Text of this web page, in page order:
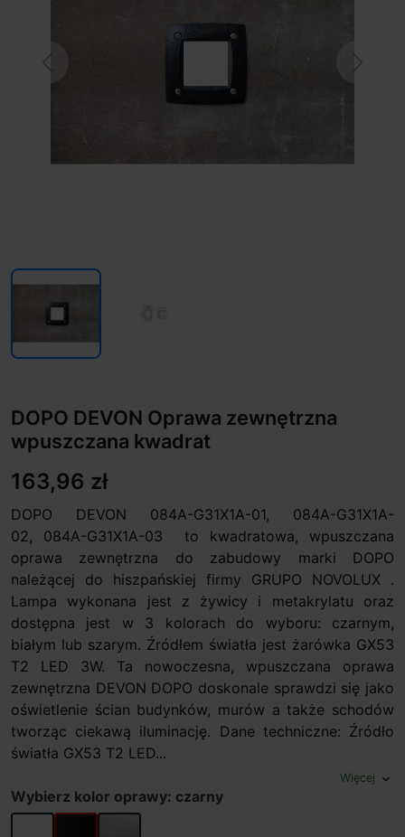
Previous
DOPO DEVON Oprawa zewnętrzna
wpuszczana kwadrat
163,96 zł
DOPO DEVON 084A-G31X1A-01, 084A-G31X1A-
02, 084A-G31X1A-03 to kwadratowa, wpuszczana
oprawa zewnętrzna do zabudowy marki DOPO
należącej do hiszpańskiej firmy GRUPO NOVOLUX .
Lampa wykonana jest z żywicy i metakrylatu oraz
dostępna jest w 3 kolorach do wyboru: czarnym,
białym lub szarym. Źródłem światła jest żarówka GX53
T2 LED 3W. Ta nowoczesna, wpuszczana oprawa
zewnętrzna DEVON DOPO doskonale sprawdzi się jako
oświetlenie ścian budynków, murów a także schodów
tworząc ciekawą iluminację. Dane techniczne: Źródło
światła GX53 T2 LED...
Więcej expand_more
Wybierz kolor oprawy: czarny
biały czarnyszary